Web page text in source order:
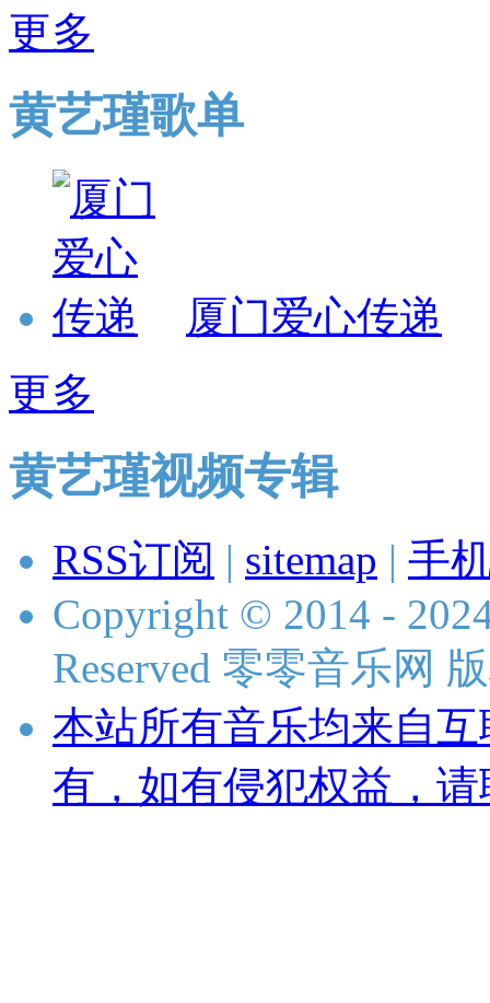
更多
黄艺瑾歌单
厦门爱心传递
更多
黄艺瑾视频专辑
RSS订阅 | sitemap | 手
Copyright © 2014 -
Reserved 零零音乐网
本站所有音乐均来自
有，如有侵犯权益，